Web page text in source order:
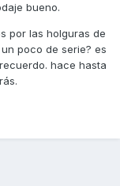
bueno.
por las holguras de
poco de serie? es
hace hasta